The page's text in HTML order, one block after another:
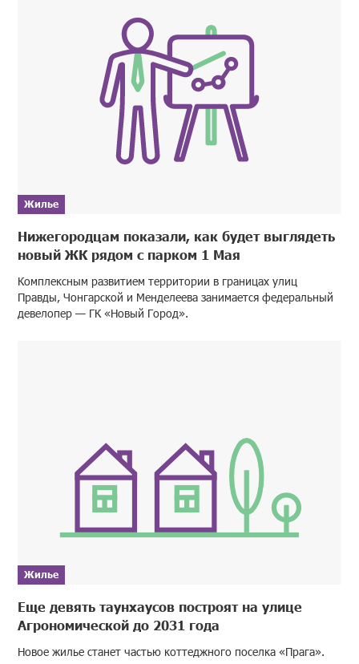
Жилье
Нижегородцам показали, как будет выглядеть
новый ЖК рядом с парком 1 Мая
Комплексным развитием территории в границах улиц
Правды, Чонгарской и Менделеева занимается федеральный
девелопер — ГК «Новый Город».
Жилье
Еще девять таунхаусов построят на улице
Агрономической до 2031 года
Новое жилье станет частью коттеджного поселка «Прага».